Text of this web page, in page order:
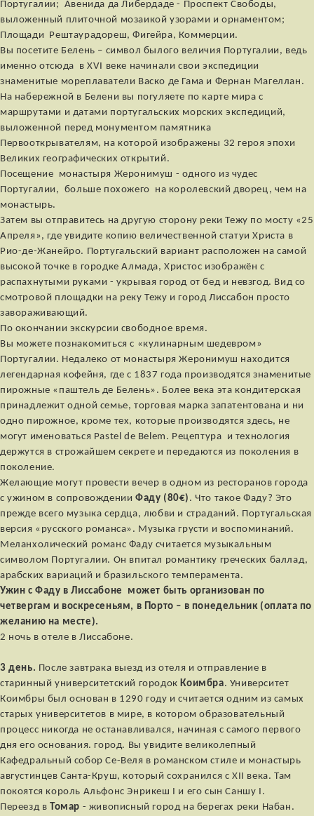
Португалии; Авенида да Либердаде - Проспект Свободы,
выложенный плиточной мозаикой узорами и орнаментом;
Площади Рештаурадореш, Фигейра, Коммерции.
Вы посетите Белень – символ былого величия Португалии, ведь
именно отсюда в XVI веке начинали свои экспедиции
знаменитые мореплаватели Васко де Гама и Фернан Магеллан.
На набережной в Белени вы погуляете по карте мира с
маршрутами и датами португальских морских экспедиций,
выложенной перед монументом памятника
Первооткрывателям, на которой изображены 32 героя эпохи
Великих географических открытий.
Посещение монастыря Жеронимуш - одного из чудес
Португалии, больше похожего на королевский дворец, чем на
монастырь.
Затем вы отправитесь на другую сторону реки Тежу по мосту «25
Апреля», где увидите копию величественной статуи Христа в
Рио-де-Жанейро. Португальский вариант расположен на самой
высокой точке в городке Алмада, Христос изображён с
распахнутыми руками - укрывая город от бед и невзгод. Вид со
смотровой площадки на реку Тежу и город Лиссабон просто
завораживающий.
По окончании экскурсии свободное время.
Вы можете познакомиться с «кулинарным шедевром»
Португалии. Недалеко от монастыря Жеронимуш находится
легендарная кофейня, где с 1837 года производятся знаменитые
пирожные «паштель де Белень». Более века эта кондитерская
принадлежит одной семье, торговая марка запатентована и ни
одно пирожное, кроме тех, которые производятся здесь, не
могут именоваться Pastel de Belem. Рецептура и технология
держутся в строжайшем секрете и передаются из поколения в
поколение.
Желающие могут провести вечер в одном из ресторанов города
с ужином в сопровожденииФаду (80€). Что такое Фаду? Это
прежде всего музыка сердца, любви и страданий. Португальская
версия «русского романса». Музыка грусти и воспоминаний.
Меланхолический романс Фаду считается музыкальным
символом Португалии. Он впитал романтику греческих баллад,
арабских вариаций и бразильского темперамента.
Ужин с Фаду в Лиссабоне может быть организован по
четвергам и воскресеньям, в Порто – в понедельник (оплата по
желанию на месте).
2 ночь в отеле в Лиссабоне.
3 день. После завтрака выезд из отеля и отправление в
старинный университетский городок Коимбра. Университет
Коимбры был основан в 1290 году и считается одним из самых
старых университетов в мире, в котором образовательный
процесс никогда не останавливался, начиная с самого первого
дня его основания. город. Вы увидите великолепный
Кафедральный собор Се-Веля в романском стиле и монастырь
августинцев Санта-Круш, который сохранился с XII века. Там
покоятся король Альфонс Энрикеш I и его сын Саншу I.
Переезд в Томар - живописный город на берегах реки Набан.